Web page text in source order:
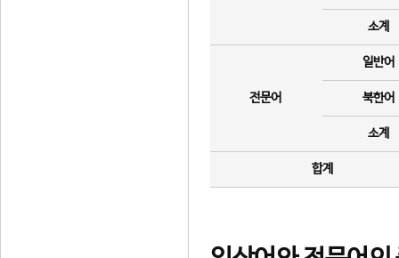
소계
전문어
일반어
북한어
소계
합계